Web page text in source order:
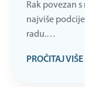
Rak povezan
najviše
radu.…
PROČITAJ VIŠE